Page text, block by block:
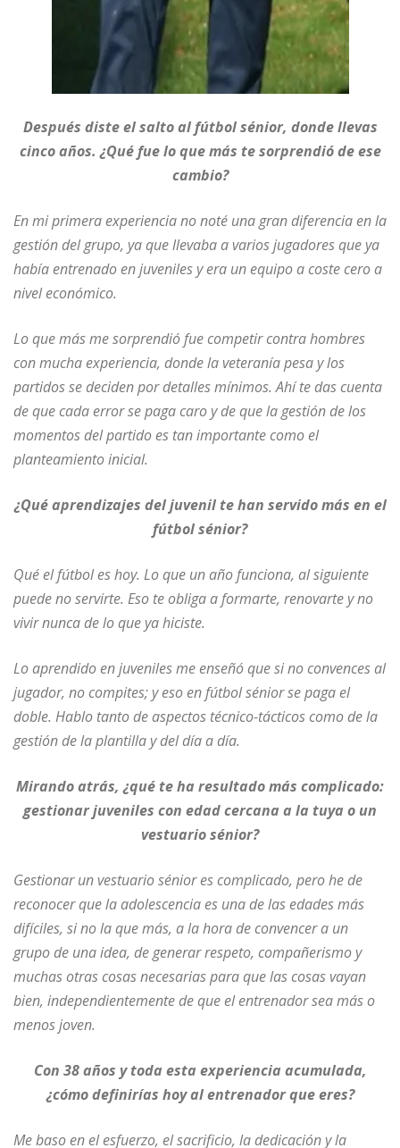
Después diste el salto al fútbol sénior, donde llevas
cinco años. ¿Qué fue lo que más te sorprendió de ese
cambio?
En mi primera experiencia no noté una gran diferencia en la
gestión del grupo, ya que llevaba a varios jugadores que ya
había entrenado en juveniles y era un equipo a coste cero a
nivel económico.
Lo que más me sorprendió fue competir contra hombres
con mucha experiencia, donde la veteranía pesa y los
partidos se deciden por detalles mínimos. Ahí te das cuenta
de que cada error se paga caro y de que la gestión de los
momentos del partido es tan importante como el
planteamiento inicial.
¿Qué aprendizajes del juvenil te han servido más en el
fútbol sénior?
Qué el fútbol es hoy. Lo que un año funciona, al siguiente
puede no servirte. Eso te obliga a formarte, renovarte y no
vivir nunca de lo que ya hiciste.
Lo aprendido en juveniles me enseñó que si no convences al
jugador, no compites; y eso en fútbol sénior se paga el
doble. Hablo tanto de aspectos técnico-tácticos como de la
gestión de la plantilla y del día a día.
Mirando atrás, ¿qué te ha resultado más complicado:
gestionar juveniles con edad cercana a la tuya o un
vestuario sénior?
Gestionar un vestuario sénior es complicado, pero he de
reconocer que la adolescencia es una de las edades más
difíciles, si no la que más, a la hora de convencer a un
grupo de una idea, de generar respeto, compañerismo y
muchas otras cosas necesarias para que las cosas vayan
bien, independientemente de que el entrenador sea más o
menos joven.
Con 38 años y toda esta experiencia acumulada,
¿cómo definirías hoy al entrenador que eres?
Me baso en el esfuerzo, el sacrificio, la dedicación y la